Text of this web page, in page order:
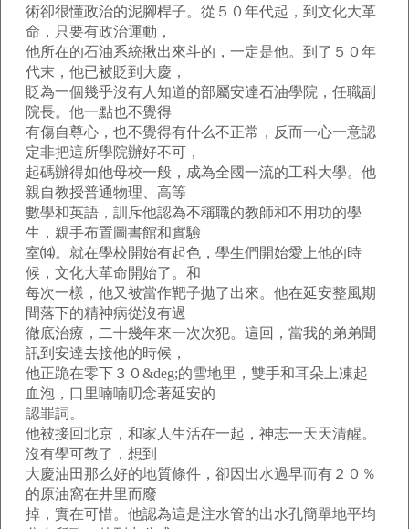
術卻很懂政治的泥腳桿子。從５０年代起，到文化大革
命，只要有政治運動，
他所在的石油系統揪出來斗的，一定是他。到了５０年
代末，他已被貶到大慶，
貶為一個幾乎沒有人知道的部屬安達石油學院，任職副
院長。他一點也不覺得
有傷自尊心，也不覺得有什么不正常，反而一心一意認
定非把這所學院辦好不可，
起碼辦得如他母校一般，成為全國一流的工科大學。他
親自教授普通物理、高等
數學和英語，訓斥他認為不稱職的教師和不用功的學
生，親手布置圖書館和實驗
室⒁。就在學校開始有起色，學生們開始愛上他的時
候，文化大革命開始了。和
每次一樣，他又被當作靶子拋了出來。他在延安整風期
間落下的精神病從沒有過
徹底治療，二十幾年來一次次犯。這回，當我的弟弟聞
訊到安達去接他的時候，
他正跪在零下３０&deg;的雪地里，雙手和耳朵上凍起
血泡，口里喃喃叨念著延安的
認罪詞。
他被接回北京，和家人生活在一起，神志一天天清醒。
沒有學可教了，想到
大慶油田那么好的地質條件，卻因出水過早而有２０％
的原油窩在井里而廢
掉，實在可惜。他認為這是注水管的出水孔簡單地平均